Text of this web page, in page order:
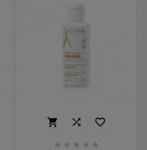
  
    